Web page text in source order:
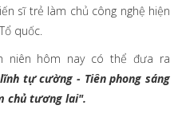
sĩ trẻ làm chủ công nghệ hiện
quốc.
niên hôm nay có thể đưa ra
tự cường - Tiên phong sáng
chủ tương lai".